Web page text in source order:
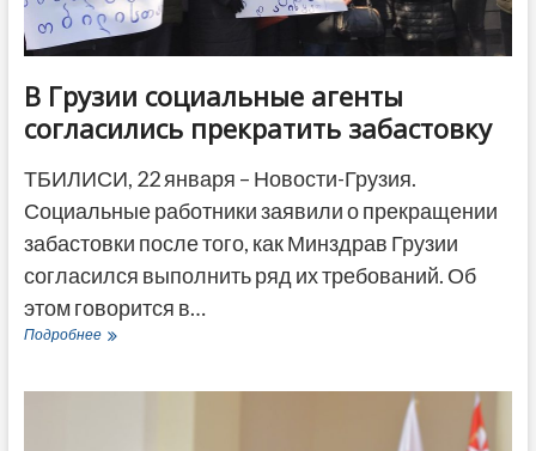
В Грузии социальные агенты
согласились прекратить забастовку
ТБИЛИСИ, 22 января – Новости-Грузия.
Социальные работники заявили о прекращении
забастовки после того, как Минздрав Грузии
согласился выполнить ряд их требований. Об
этом говорится в…
ПодробнееВ
агенты